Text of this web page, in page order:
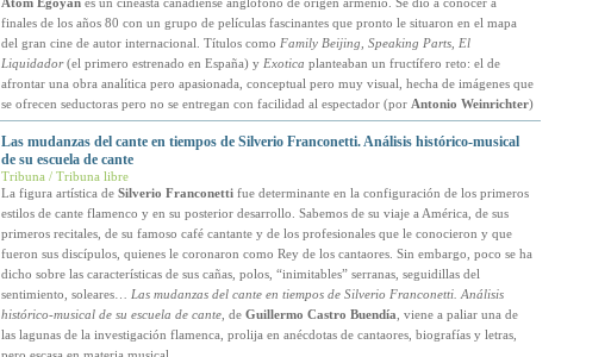
finales de los años 80 con un grupo de películas fascinantes que pronto le situaron en el mapa
del gran cine de autor internacional. Títulos como Family Beijing, Speaking Parts, El
Liquidador(el primero estrenado en España) y Exotica planteaban un fructífero reto: el de
afrontar una obra analítica pero apasionada, conceptual pero muy visual, hecha de imágenes que
se ofrecen seductoras pero no se entregan con facilidad al espectador (por Antonio Weinrichter)
Las mudanzas del cante en tiempos de Silverio Franconetti. Análisis histórico-musical
de su escuela de cante
Tribuna / Tribuna libre
La figura artística de Silverio Franconettifue determinante en la configuración de los primeros
estilos de cante flamenco y en su posterior desarrollo. Sabemos de su viaje a América, de sus
primeros recitales, de su famoso café cantante y de los profesionales que le conocieron y que
fueron sus discípulos, quienes le coronaron como Rey de los cantaores. Sin embargo, poco se ha
dicho sobre las características de sus cañas, polos, “inimitables” serranas, seguidillas del
sentimiento, soleares…
Las mudanzas del cante en tiempos de Silverio Franconetti. Análisis
histórico-musical de su escuela de cante, de Guillermo Castro Buendía , viene a paliar una de
las lagunas de la investigación flamenca, prolija en anécdotas de cantaores, biografías y letras,